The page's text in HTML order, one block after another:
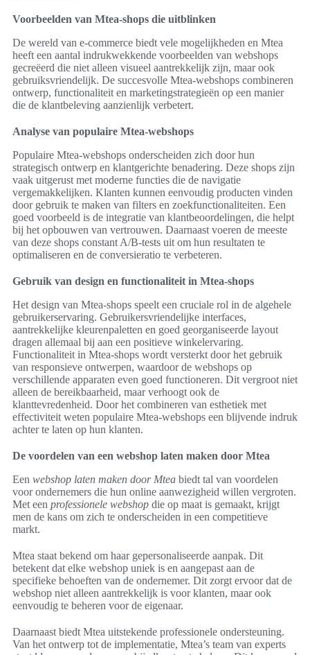
Voorbeelden van Mtea-shops die uitblinken
De wereld van e-commerce biedt vele mogelijkheden en Mtea
heeft een aantal indrukwekkende voorbeelden van webshops
gecreëerd die niet alleen visueel aantrekkelijk zijn, maar ook
gebruiksvriendelijk. De succesvolle Mtea-webshops combineren
ontwerp, functionaliteit en marketingstrategieën op een manier
die de klantbeleving aanzienlijk verbetert.
Analyse van populaire Mtea-webshops
Populaire Mtea-webshops onderscheiden zich door hun
strategisch ontwerp en klantgerichte benadering. Deze shops zijn
vaak uitgerust met moderne functies die de navigatie
vergemakkelijken. Klanten kunnen eenvoudig producten vinden
door gebruik te maken van filters en zoekfunctionaliteiten. Een
goed voorbeeld is de integratie van klantbeoordelingen, die helpt
bij het opbouwen van vertrouwen. Daarnaast voeren de meeste
van deze shops constant A/B-tests uit om hun resultaten te
optimaliseren en de conversieratio te verbeteren.
Gebruik van design en functionaliteit in Mtea-shops
Het design van Mtea-shops speelt een cruciale rol in de algehele
gebruikerservaring. Gebruikersvriendelijke interfaces,
aantrekkelijke kleurenpaletten en goed georganiseerde layout
dragen allemaal bij aan een positieve winkelervaring.
Functionaliteit in Mtea-shops wordt versterkt door het gebruik
van responsieve ontwerpen, waardoor de webshops op
verschillende apparaten even goed functioneren. Dit vergroot niet
alleen de bereikbaarheid, maar verhoogt ook de
klanttevredenheid. Door het combineren van esthetiek met
effectiviteit weten populaire Mtea-webshops een blijvende indruk
achter te laten op hun klanten.
De voordelen van een webshop laten maken door Mtea
Een webshop laten maken door Mtea biedt tal van voordelen
voor ondernemers die hun online aanwezigheid willen vergroten.
Met een professionele webshop die op maat is gemaakt, krijgt
men de kans om zich te onderscheiden in een competitieve
markt.
Mtea staat bekend om haar gepersonaliseerde aanpak. Dit
betekent dat elke webshop uniek is en aangepast aan de
specifieke behoeften van de ondernemer. Dit zorgt ervoor dat de
webshop niet alleen aantrekkelijk is voor klanten, maar ook
eenvoudig te beheren voor de eigenaar.
Daarnaast biedt Mtea uitstekende professionele ondersteuning.
Van het ontwerp tot de implementatie, Mtea’s team van experts